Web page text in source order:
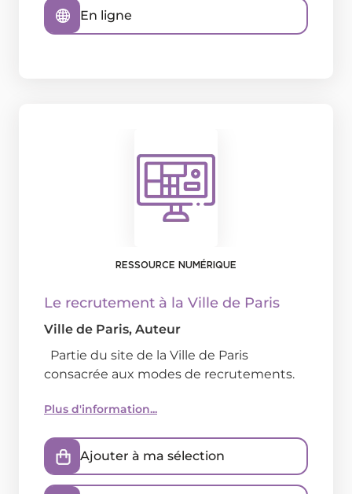
En ligne
RESSOURCE NUMÉRIQUE
Le recrutement à la Ville de Paris
Ville de Paris, Auteur
Partie du site de la Ville de Paris
consacrée aux modes de recrutements.
Plus d'information...
Ajouter à ma sélection